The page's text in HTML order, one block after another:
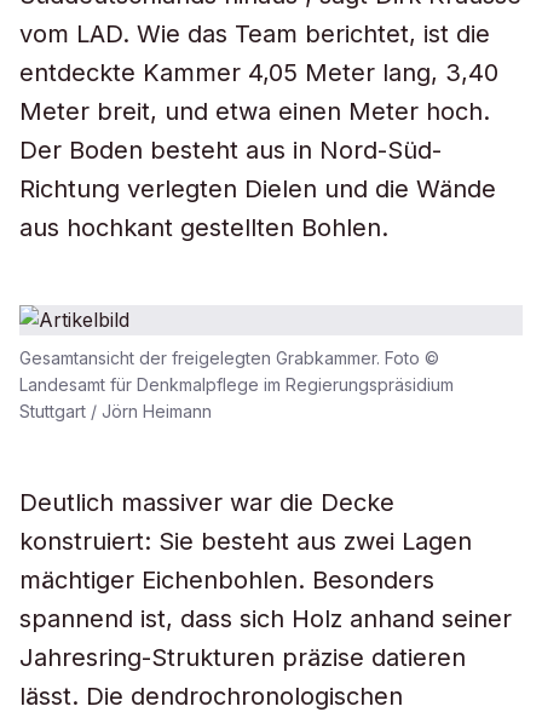
vom LAD. Wie das Team berichtet, ist die
entdeckte Kammer 4,05 Meter lang, 3,40
Meter breit, und etwa einen Meter hoch.
Der Boden besteht aus in Nord-Süd-
Richtung verlegten Dielen und die Wände
aus hochkant gestellten Bohlen.
Gesamtansicht der freigelegten Grabkammer. Foto ©
Landesamt für Denkmalpflege im Regierungspräsidium
Stuttgart / Jörn Heimann
Deutlich massiver war die Decke
konstruiert: Sie besteht aus zwei Lagen
mächtiger Eichenbohlen. Besonders
spannend ist, dass sich Holz anhand seiner
Jahresring-Strukturen präzise datieren
lässt. Die dendrochronologischen